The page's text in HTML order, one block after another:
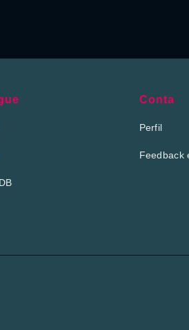
Conta
Perfil
Feedback